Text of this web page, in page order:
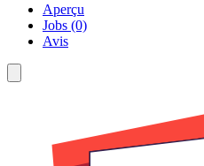
Aperçu
Jobs (0)
Avis